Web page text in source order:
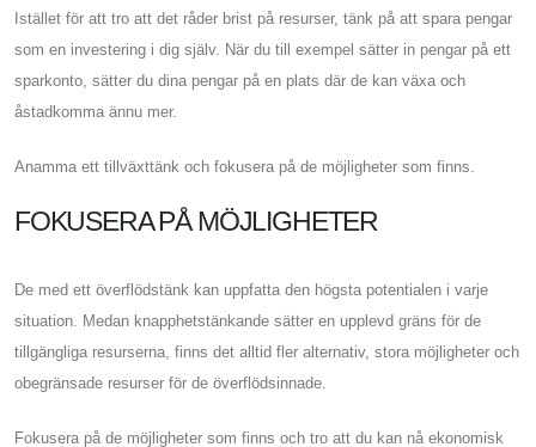
Istället för att tro att det råder brist på resurser, tänk på att spara pengar
som en investering i dig själv. När du till exempel sätter in pengar på ett
sparkonto, sätter du dina pengar på en plats där de kan växa och
åstadkomma ännu mer.
Anamma ett tillväxttänk och fokusera på de möjligheter som finns.
FOKUSERA PÅ MÖJLIGHETER
De med ett överflödstänk kan uppfatta den högsta potentialen i varje
situation. Medan knapphetstänkande sätter en upplevd gräns för de
tillgängliga resurserna, finns det alltid fler alternativ, stora möjligheter och
obegränsade resurser för de överflödsinnade.
Fokusera på de möjligheter som finns och tro att du kan nå ekonomisk